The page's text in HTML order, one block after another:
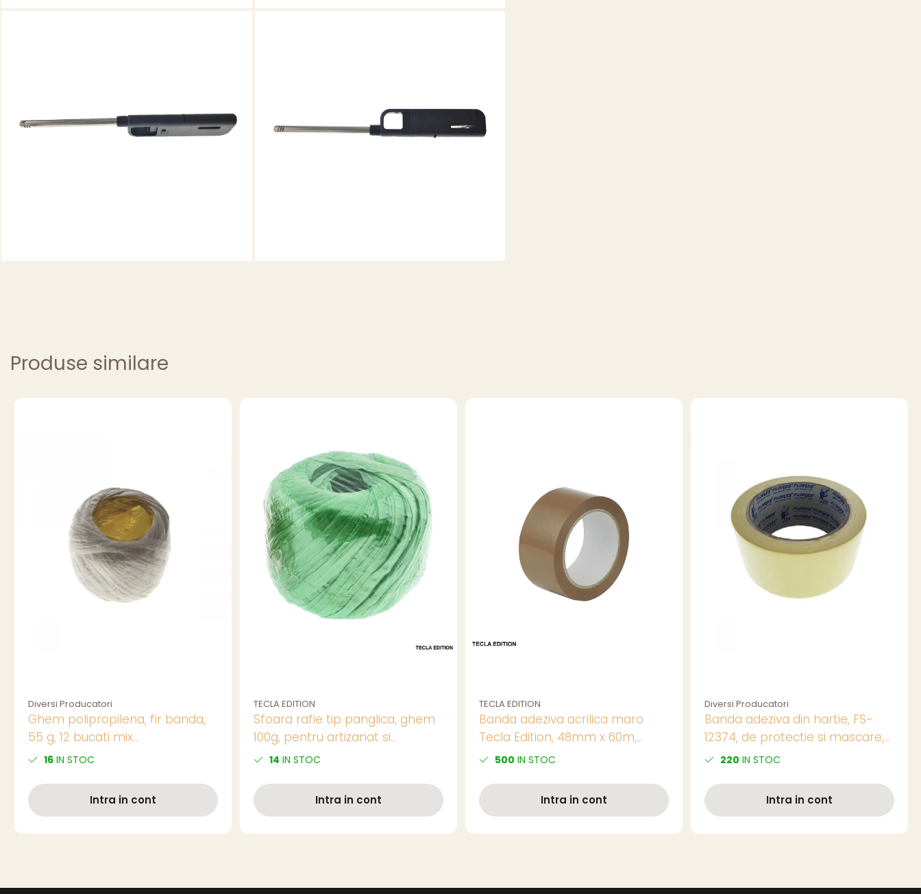
Produse similare
Diversi Producatori
Ghem polipropilena, fir banda,
55 g, 12 bucati mix
culori/set,pret/buc
16 IN STOC
Intra in cont
TECLA EDITION
Sfoara rafie tip panglica, ghem
100g, pentru artizanat si
decoratiuni, utilizare buchete si
culori
14 IN STOC
Intra in cont
TECLA EDITION
Banda adeziva acrilica maro
Tecla Edition, 48mm x 60m,
pentru ambalare si sigilare
500 IN STOC
Intra in cont
Diversi Producatori
Banda adeziva din hartie, FS-
12374, de protectie si mascare,
50mm x 30m, galbena
220 IN STOC
Intra in cont